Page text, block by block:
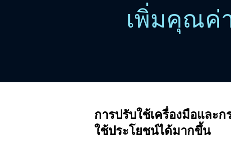
เพิ่มคุณค่
การปรับใช้เครื่องมือและ
ใช้ประโยชน์ได้มากขึ้น